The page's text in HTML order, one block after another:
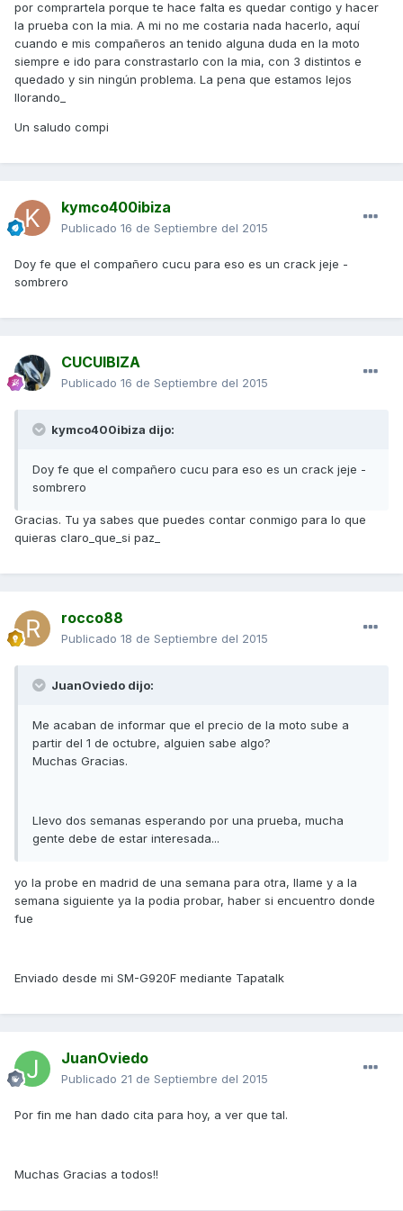
por comprartela porque te hace falta es quedar contigo y hacer
la prueba con la mia. A mi no me costaria nada hacerlo, aquí
cuando e mis compañeros an tenido alguna duda en la moto
siempre e ido para constrastarlo con la mia, con 3 distintos e
quedado y sin ningún problema. La pena que estamos lejos
llorando_
Un saludo compi
kymco400ibiza
Publicado 16 de Septiembre del 2015
Doy fe que el compañero cucu para eso es un crack jeje -
sombrero
CUCUIBIZA
Publicado 16 de Septiembre del 2015
kymco400ibiza dijo:
Doy fe que el compañero cucu para eso es un crack jeje -
sombrero
Gracias. Tu ya sabes que puedes contar conmigo para lo que
quieras claro_que_si paz_
rocco88
Publicado 18 de Septiembre del 2015
JuanOviedo dijo:
Me acaban de informar que el precio de la moto sube a
partir del 1 de octubre, alguien sabe algo?
Muchas Gracias.
Llevo dos semanas esperando por una prueba, mucha
gente debe de estar interesada...
yo la probe en madrid de una semana para otra, llame y a la
semana siguiente ya la podia probar, haber si encuentro donde
fue
Enviado desde mi SM-G920F mediante Tapatalk
JuanOviedo
Publicado 21 de Septiembre del 2015
Por fin me han dado cita para hoy, a ver que tal.
Muchas Gracias a todos!!